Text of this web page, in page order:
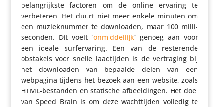
belang­rijkste factoren om de online ervaring te
verbe­teren. Het duurt niet meer enkele minuten om
een muziek­nummer te down­lo­aden, maar 100 milli­
se­conden. Dit voelt ‘onmid­del­lijk’ genoeg aan voor
een ideale surfer­va­ring. Een van de reste­rende
obstakels voor snelle laad­tijden is de vertra­ging bij
het down­lo­aden van bepaalde delen van een
webpagina tijdens het bezoek aan een website, zoals
HTML-bestanden en statische afbeel­dingen. Het doel
van Speed Brain is om deze wacht­tijden volledig te